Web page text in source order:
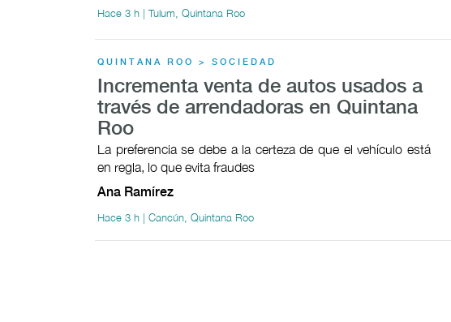
Hace 3 h | Tulum, Quintana Roo
QUINTANA ROO > SOCIEDAD
Incrementa venta de autos usados a
través de arrendadoras en Quintana
Roo
La preferencia se debe a la certeza de que el vehículo está
en regla, lo que evita fraudes
Ana Ramírez
Hace 3 h | Cancún, Quintana Roo